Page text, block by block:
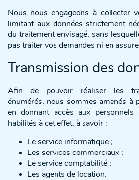
Nous nous engageons à collecter
limitant aux données strictement
du traitement envisagé, sans
pas traiter vos demandes ni en
Transmission des
Afin de pouvoir réaliser les
énumérés, nous sommes amenés à
en donnant accès aux personnels
habilités à cet effet, à savoir :
Le service informatique ;
Les services commerciaux ;
Le service comptabilité ;
Les agents de location.